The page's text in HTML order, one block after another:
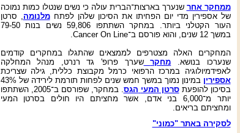
ממחקר אחר שנערך בארצות־הברית עולה כי נשים שנטלו כמות נמוכה
של אספירין מדי יום הפחיתו את הסיכון שלהן לפתחמלנומה, סרטן
העור הקטלני ביותר. במחקר השתתפו 59,806 נשים בנות 79-50
במשך 12 שנים, והוא פורסם ב־Cancer On Line.
המחקרים האלה מצטרפים לממצאים שהתגלו במחקרים קודמים
שנערכו בנושא. מחקר
שערך פרופ' גד רנרט, מנהל המחלקה
לאפידמיולוגיה במרכז הרפואי כרמל מקבוצת כללית, גילה שצריכת
אספירין
במינון נמוך במשך חמש שנים לפחות תורמת לירידה של 43%
בסיכון להופעתסרטן המעי הגס
. במחקר, שפורסם ב־2005, השתתפו
יותר מ־6,000 בני אדם, אשר מחציתם היו חולים בסרטן המעי
ומחציתם בריאים.
לסקירה באתר "כמוני"